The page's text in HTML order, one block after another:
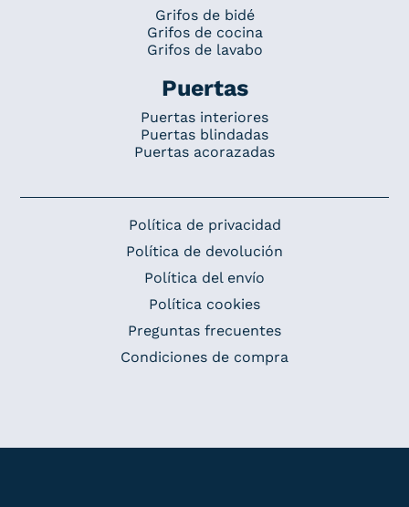
Grifos de bidé
Grifos de cocina
Grifos de lavabo
Puertas
Puertas interiores
Puertas blindadas
Puertas acorazadas
Política de privacidad
Política de devolución
Política del envío
Política cookies
Preguntas frecuentes
Condiciones de compra